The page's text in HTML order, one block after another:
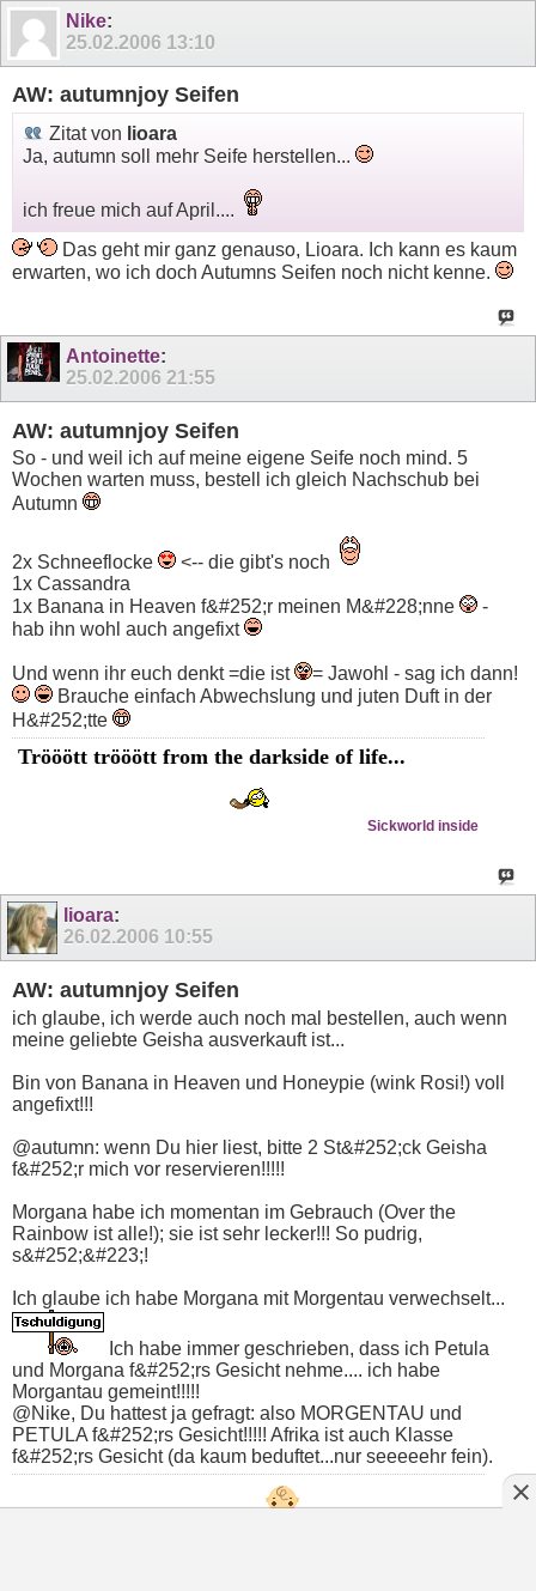
Nike:
25.02.2006 13:10
AW: autumnjoy Seifen
Zitat von lioara
Ja, autumn soll mehr Seife herstellen...
ich freue mich auf April....
Das geht mir ganz genauso, Lioara. Ich kann es kaum
erwarten, wo ich doch Autumns Seifen noch nicht kenne.
Antoinette:
25.02.2006 21:55
AW: autumnjoy Seifen
So - und weil ich auf meine eigene Seife noch mind. 5
Wochen warten muss, bestell ich gleich Nachschub bei
Autumn
2x Schneeflocke
<-- die gibt's noch
1x Cassandra
1x Banana in Heaven f&#252;r meinen M&#228;nne
-
hab ihn wohl auch angefixt
Und wenn ihr euch denkt =die ist
= Jawohl - sag ich dann!
Brauche einfach Abwechslung und juten Duft in der
H&#252;tte
Trööött trööött from the darkside of life...
Sickworld inside
lioara:
26.02.2006 10:55
AW: autumnjoy Seifen
ich glaube, ich werde auch noch mal bestellen, auch wenn
meine geliebte Geisha ausverkauft ist...
Bin von Banana in Heaven und Honeypie (wink Rosi!) voll
angefixt!!!
@autumn: wenn Du hier liest, bitte 2 St&#252;ck Geisha
f&#252;r mich vor reservieren!!!!!
Morgana habe ich momentan im Gebrauch (Over the
Rainbow ist alle!); sie ist sehr lecker!!! So pudrig,
s&#252;&#223;!
Ich glaube ich habe Morgana mit Morgentau verwechselt...
Ich habe immer geschrieben, dass ich Petula
und Morgana f&#252;rs Gesicht nehme.... ich habe
Morgantau gemeint!!!!!
@Nike, Du hattest ja gefragt: also MORGENTAU und
PETULA f&#252;rs Gesicht!!!!! Afrika ist auch Klasse
f&#252;rs Gesicht (da kaum beduftet...nur seeeeehr fein).